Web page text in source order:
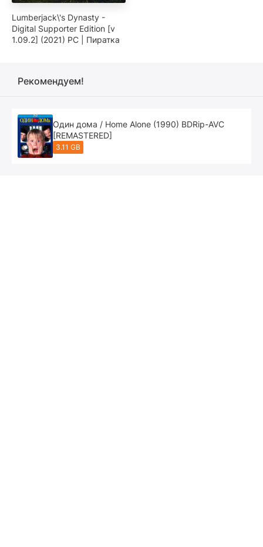
Lumberjack\'s Dynasty -
Digital Supporter Edition [v
1.09.2] (2021) PC | Пиратка
Рекомендуем!
Один дома / Home Alone (1990) BDRip-AVC
[REMASTERED]
3.11 GB